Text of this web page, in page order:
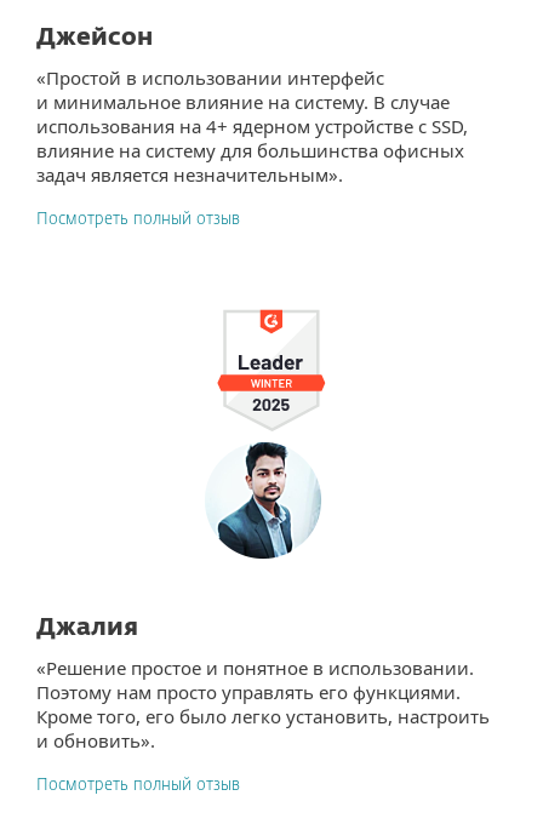
Джейсон
«Простой в использовании интерфейс
и минимальное влияние на систему. В случае
использования на 4+ ядерном устройстве с SSD,
влияние на систему для большинства офисных
задач является незначительным».
Посмотреть полный отзыв
Джалия
«Решение простое и понятное в использовании.
Поэтому нам просто управлять его функциями.
Кроме того, его было легко установить, настроить
и обновить».
Посмотреть полный отзыв